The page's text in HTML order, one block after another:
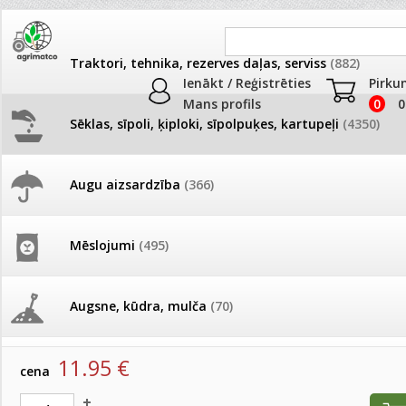
Ienākt / Reģistrēties
Mans profils
0
Traktori, tehnika, rezerves daļas, serviss (882)
Sēklas, sīpoli, ķiploki, sīpolpuķes, kartupeļi (4350)
Augu aizsardzība (366)
Mēslojumi (495)
Augsne, kūdra, mulča (70)
Podi un kasetes
JAUNUMI
Pašlasīšanas vietu katalogs
26.05. Vebinārs - Kā ierobežot
gliemežus piemājas dārzā un
Darba laiks Līgo svētkos
Ūdens piemērotības noteikšana
AKCIJAS
frēze + mulčieris +
AKCIJAS komplekts -
Leduspuķes
Produkti »Sēklas, sīpoli, ķiploki, sīpolpuķes, kartupeļi
Leduspuķes
Leduspuķes Sprint plus White 1000 p(B)
artikuls:
cena 11.95 €